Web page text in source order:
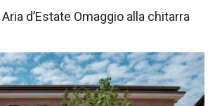
d’Estate Omaggio alla chitarra